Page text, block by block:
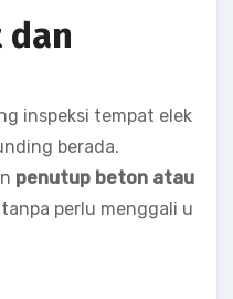
dan
inspeksi tempat elek
berada.
penutup beton atau
perlu menggali u